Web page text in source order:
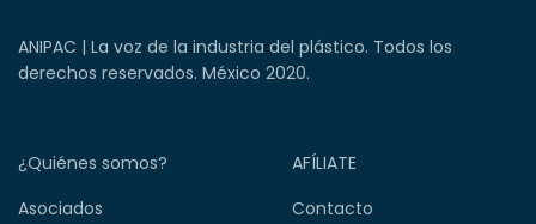
ANIPAC | La voz de la industria del plástico. Todos los
derechos reservados. México 2020.
¿Quiénes somos?
AFÍLIATE
Asociados
Contacto